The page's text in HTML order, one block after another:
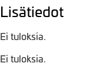
Lisätiedot
Ei tuloksia.
Ei tuloksia.